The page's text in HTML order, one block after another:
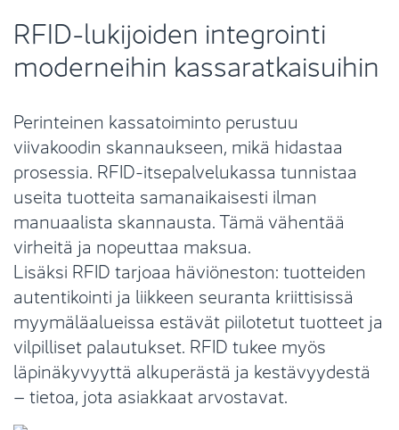
RFID-lukijoiden integrointi
moderneihin kassaratkaisuihin
Perinteinen kassatoiminto perustuu
viivakoodin skannaukseen, mikä hidastaa
prosessia. RFID-itsepalvelukassa tunnistaa
useita tuotteita samanaikaisesti ilman
manuaalista skannausta. Tämä vähentää
virheitä ja nopeuttaa maksua.
Lisäksi RFID tarjoaa häviöneston: tuotteiden
autentikointi ja liikkeen seuranta kriittisissä
myymäläalueissa estävät piilotetut tuotteet ja
vilpilliset palautukset. RFID tukee myös
läpinäkyvyyttä alkuperästä ja kestävyydestä
– tietoa, jota asiakkaat arvostavat.